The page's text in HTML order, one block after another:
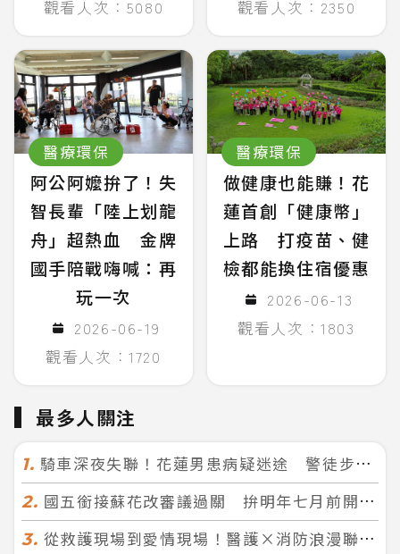
觀看人次：5080 觀看人次：2350
醫療環保
阿公阿嬤拚了！失
智長輩「陸上划龍
舟」超熱血 金牌
國手陪戰嗨喊：再
玩一次
2026-06-19
觀看人次：1720
醫療環保
做健康也能賺！花
蓮首創「健康幣」
上路 打疫苗、健
檢都能換住宿優惠
2026-06-13
觀看人次：1803
最多人關注
1. 騎車深夜失聯！花蓮男患病疑迷途 警徒步百米急尋救回一命
2. 國五銜接蘇花改審議過關 拚明年七月前開工！台北花蓮2小時生活圈成形
3. 從救護現場到愛情現場！醫護×消防浪漫聯誼 32人配對成功5對